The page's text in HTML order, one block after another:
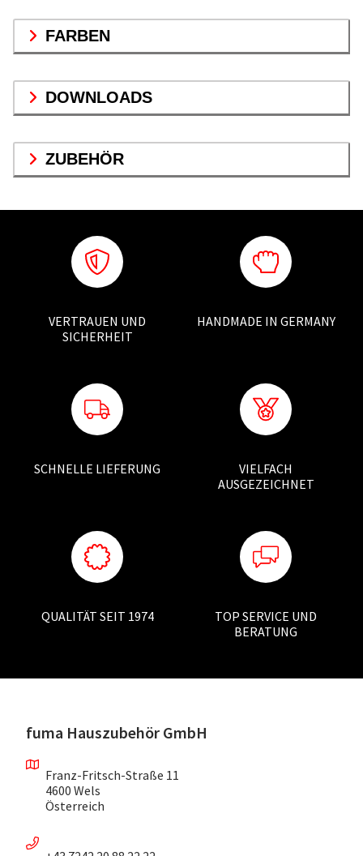
FARBEN
DOWNLOADS
ZUBEHÖR
VERTRAUEN UND
SICHERHEIT
HANDMADE IN GERMANY
SCHNELLE LIEFERUNG
VIELFACH
AUSGEZEICHNET
QUALITÄT SEIT 1974
TOP SERVICE UND
BERATUNG
fuma Hauszubehör GmbH
Franz-Fritsch-Straße 11
4600 Wels
Österreich